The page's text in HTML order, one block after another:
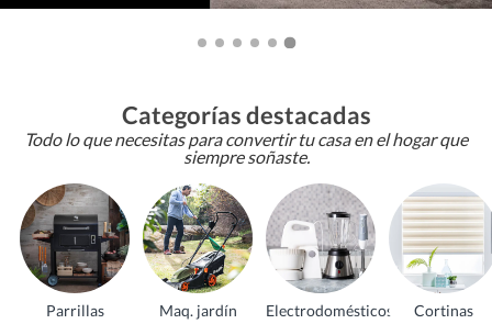
Categorías destacadas
Todo lo que necesitas para convertir tu casa en el hogar que
siempre soñaste.
Parrillas Maq. jardín Electrodomésticos Cortinas